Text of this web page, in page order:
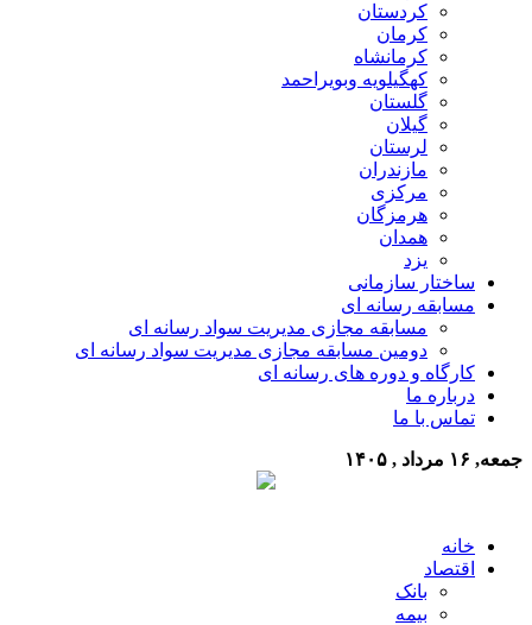
کردستان
کرمان
کرمانشاه
کهگیلویه وبویراحمد
گلستان
گیلان
لرستان
مازندران
مرکزی
هرمزگان
همدان
یزد
ساختار سازمانی
مسابقه رسانه ای
مسابقه مجازی مدیریت سواد رسانه ای
دومین مسابقه مجازی مدیریت سواد رسانه ای
کارگاه و دوره های رسانه ای
درباره ما
تماس با ما
جمعه, ۱۶ مرداد , ۱۴۰۵
خانه
اقتصاد
بانک
بیمه